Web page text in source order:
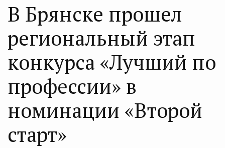
В Брянске прошел
региональный этап
конкурса «Лучший по
профессии» в
номинации «Второй
старт»